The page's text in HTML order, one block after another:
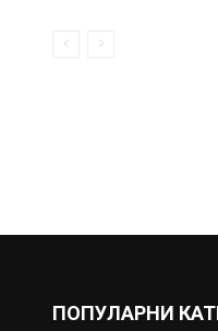
ПОПУЛАРНИ